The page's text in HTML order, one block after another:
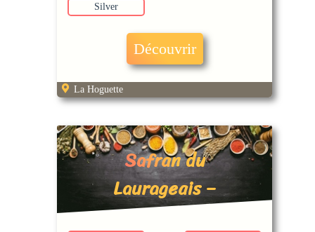
Silver
Découvrir
La Hoguette
Safran du
Laurageais –
Pompertuzat